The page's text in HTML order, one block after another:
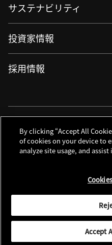
サステナビリティ
投資家情報
採用情報
個人情報
By clicking “Accept All
of cookies on your device to
analyze site usage, and
Accept